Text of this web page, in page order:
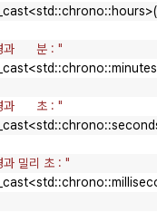
과 분 : "
과 초 : "
밀리 초 : "